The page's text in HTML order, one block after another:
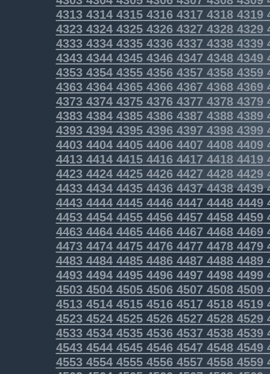
43134314431543164317 43184319
43234324432543264327 43284329
43334334433543364337 43384339
4343434443454346434743484349
4353435443554356435743584359
43634364436543664367 43684369
43734374437543764377 43784379
43834384438543864387 43884389
43934394439543964397 43984399
44034404440544064407 44084409
44134414441544164417 44184419
44234424442544264427 44284429
4433443444354436443744384439
4443444444454446444744484449
4453445444554456445744584459
4463446444654466446744684469
4473447444754476447744784479
4483448444854486448744884489
4493449444954496449744984499
4503450445054506450745084509
4513451445154516451745184519
4523452445254526452745284529
4533453445354536453745384539
4543454445454546454745484549
4553455445554556455745584559